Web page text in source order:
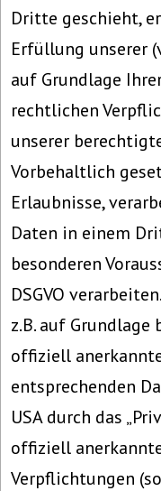
Dritte geschieht,
Erfüllung unserer
auf Grundlage
rechtlichen
unserer
Vorbehaltlich
Erlaubnisse,
Daten in einem
besonderen
DSGVO
z.B. auf Grundlage
offiziell
entsprechenden
USA durch das
offiziell
Verpflichtungen